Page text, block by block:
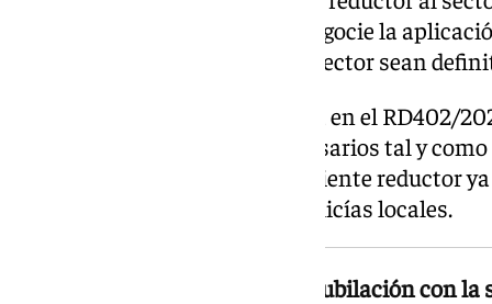
de negociación nacional y se negocie la
jubilaciones anticipadas en el sector sean
El sindicato centra su demanda en el RD402/
reúne todos los requisitos necesarios tal y
profesionales donde este coeficiente reductor
decreto. Caso de bomberos o policías locales.
El sindicato vincula la edad de jubilación con